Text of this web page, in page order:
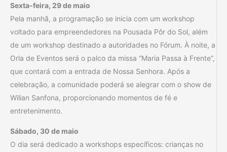
Sexta-feira, 29 de maio
Pela manhã, a programação se inicia com um workshop
voltado para empreendedores na Pousada Pôr do Sol, além
de um workshop destinado a autoridades no Fórum. À noite, a
Orla de Eventos será o palco da missa “Maria Passa à Frente”,
que contará com a entrada de Nossa Senhora. Após a
celebração, a comunidade poderá se alegrar com o show de
Wilian Sanfona, proporcionando momentos de fé e
entretenimento.
Sábado, 30 de maio
O dia será dedicado a workshops específicos: crianças no